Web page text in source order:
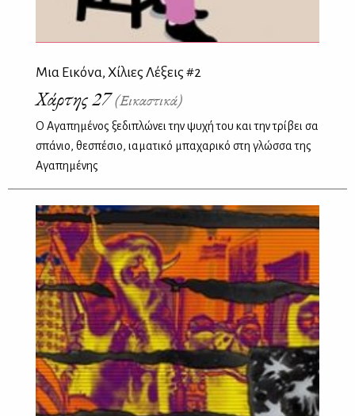
Μια Εικόνα, Χίλιες Λέξεις #2
Χάρτης 27(Εικαστικά)
Ο Αγαπημένος ξεδιπλώνει την ψυχή του και την τρίβει σα
σπάνιο, θεσπέσιο, ιαματικό μπαχαρικό στη γλώσσα της
Αγαπημένης